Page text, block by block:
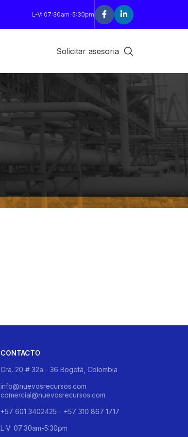
L-V: 07:30am-5:30pm
Solicitar asesoria
CONTACTO
Cra. 20 # 32a - 36 Bogotá, Colombia
info@nuevosrecursos.com
comercial@nuevosrecursos.com
+57 601 3402425 - +57 310 867 1717
L-V: 07:30am-5:30pm